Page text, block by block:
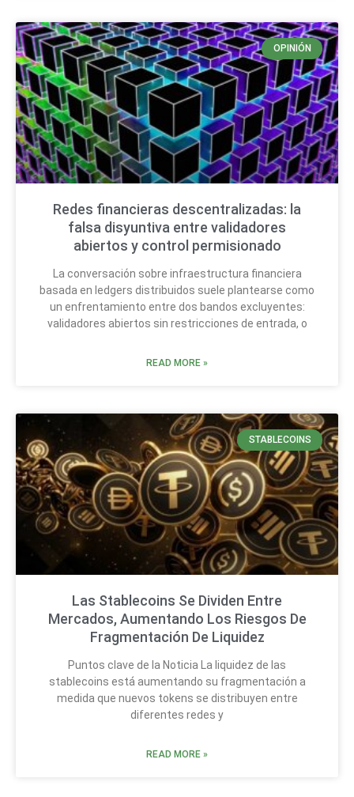
OPINIÓN
Redes financieras descentralizadas: la
falsa disyuntiva entre validadores
abiertos y control permisionado
La conversación sobre infraestructura financiera
basada en ledgers distribuidos suele plantearse como
un enfrentamiento entre dos bandos excluyentes:
validadores abiertos sin restricciones de entrada, o
READ MORE »
STABLECOINS
Las Stablecoins Se Dividen Entre
Mercados, Aumentando Los Riesgos De
Fragmentación De Liquidez
Puntos clave de la Noticia La liquidez de las
stablecoins está aumentando su fragmentación a
medida que nuevos tokens se distribuyen entre
diferentes redes y
READ MORE »